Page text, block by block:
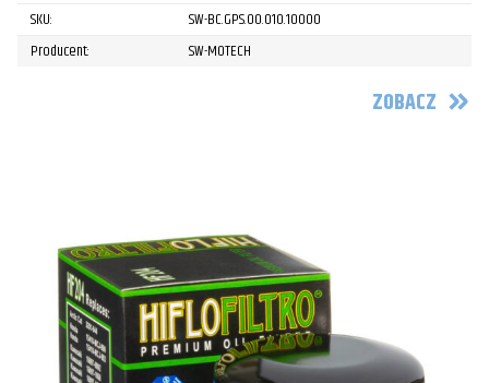
SKU:
SW-BC.GPS.00.010.10000
Producent:
SW-MOTECH
ZOBACZ